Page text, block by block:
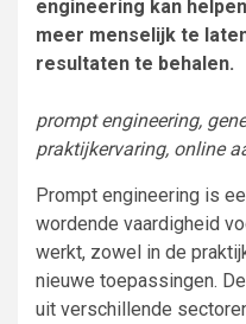
engineering kan
meer menselijk te
resultaten te behalen.
prompt engineering,
praktijkervaring, online
Prompt engineering is
wordende vaardigheid
werkt, zowel in de
nieuwe toepassingen.
uit verschillende